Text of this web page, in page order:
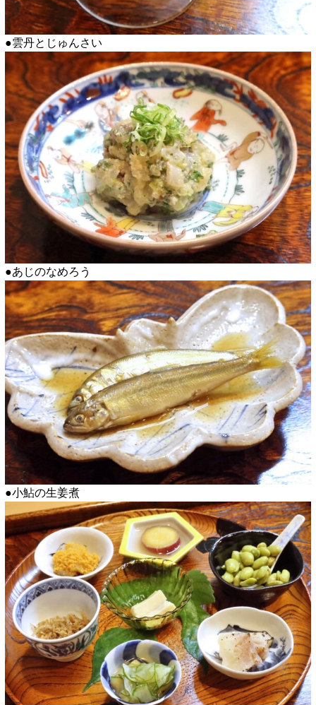
●雲丹とじゅんさい
●あじのなめろう
●小鮎の生姜煮